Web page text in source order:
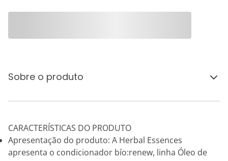
Sobre o produto
CARACTERÍSTICAS DO PRODUTO
Apresentação do produto: A Herbal Essences
apresenta o condicionador bío:renew, linha Óleo de